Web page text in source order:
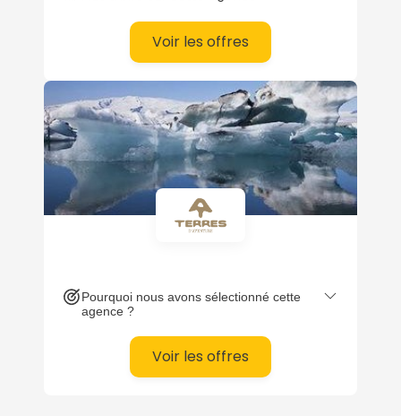
Voir les offres
Pourquoi nous avons sélectionné cette
agence ?
Voir les offres